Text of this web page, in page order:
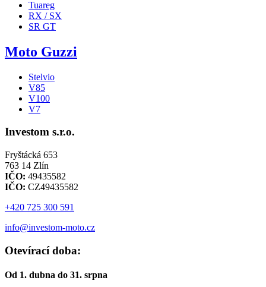
Tuareg
RX / SX
SR GT
Moto Guzzi
Stelvio
V85
V100
V7
Investom s.r.o.
Fryštácká 653
763 14 Zlín
IČO: 49435582
IČO: CZ49435582
+420 725 300 591
info@investom-moto.cz
Otevírací doba:
Od 1. dubna do 31. srpna